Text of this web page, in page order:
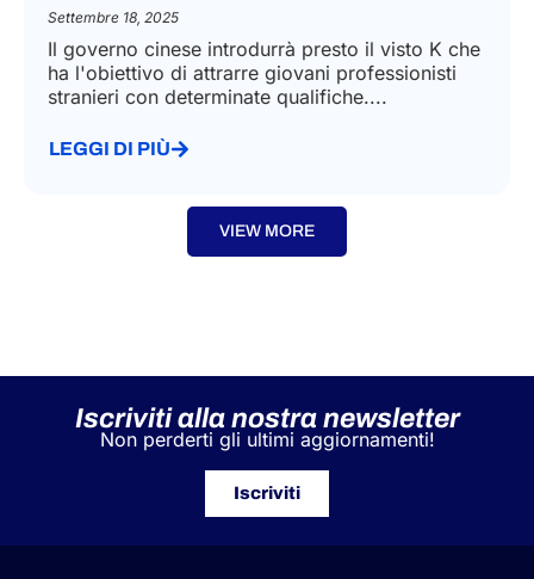
Settembre 18, 2025
Il governo cinese introdurrà presto il visto K che
ha l'obiettivo di attrarre giovani professionisti
stranieri con determinate qualifiche....
LEGGI DI PIÙ
VIEW MORE
Iscriviti alla nostra newsletter
Non perderti gli ultimi aggiornamenti!
Iscriviti